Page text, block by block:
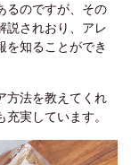
るのですが、その
説されおり、アレ
を知ることができ
方法を教えてくれ
実しています。